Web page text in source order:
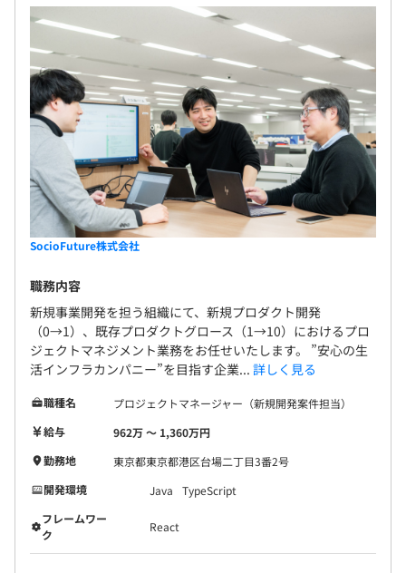
・実務研修
・プログラミング研修
・ロジカルシンキング研修
・コーチング研修
・デザイン思考研修
・社内起業制度
など
ウォーターフォール、アジャイル
Docker
【開発環境】
・開発言語：Dart、TypeScript、Java 21 LTS（AWS：
SocioFuture株式会社
職務内容
新規事業開発を担う組織にて、新規プロダクト開発
（0→1）、既存プロダクトグロース（1→10）におけるプロ
ジェクトマネジメント業務をお任せいたします。 ”安心の生
活インフラカンパニー”を目指す企業... 詳しく見る
職種名
プロジェクトマネージャー（新規開発案件担当）
給与
962万 〜 1,360万円
勤務地
東京都東京都港区台場二丁目3番2号
開発環境
Java
TypeScript
フレームワー
ク
React